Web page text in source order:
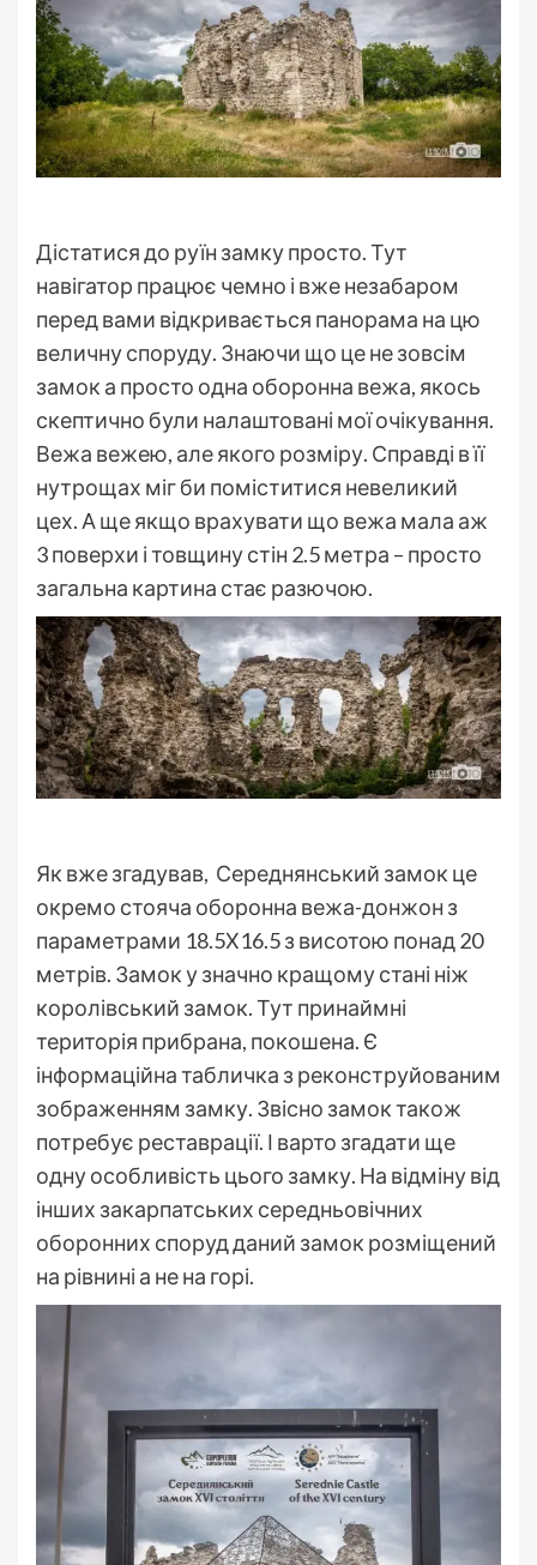
Дістатися до руїн замку просто. Тут
навігатор працює чемно і вже незабаром
перед вами відкривається панорама на цю
величну споруду. Знаючи що це не зовсім
замок а просто одна оборонна вежа, якось
скептично були налаштовані мої очікування.
Вежа вежею, але якого розміру. Справді в її
нутрощах міг би поміститися невеликий
цех. А ще якщо врахувати що вежа мала аж
3 поверхи і товщину стін 2.5 метра – просто
загальна картина стає разючою.
Як вже згадував, Середнянський замок це
окремо стояча оборонна вежа-донжон з
параметрами 18.5Х16.5 з висотою понад 20
метрів. Замок у значно кращому стані ніж
королівський замок. Тут принаймні
територія прибрана, покошена. Є
інформаційна табличка з реконструйованим
зображенням замку. Звісно замок також
потребує реставрації. І варто згадати ще
одну особливість цього замку. На відміну від
інших закарпатських середньовічних
оборонних споруд даний замок розміщений
на рівнині а не на горі.